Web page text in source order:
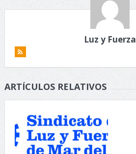
Luz y Fuerza
ARTÍCULOS RELATIVOS